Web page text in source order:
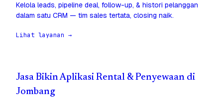
Kelola leads, pipeline deal, follow-up, & histori pelanggan
dalam satu CRM — tim sales tertata, closing naik.
Lihat layanan →
Jasa Bikin Aplikasi Rental & Penyewaan di
Jombang